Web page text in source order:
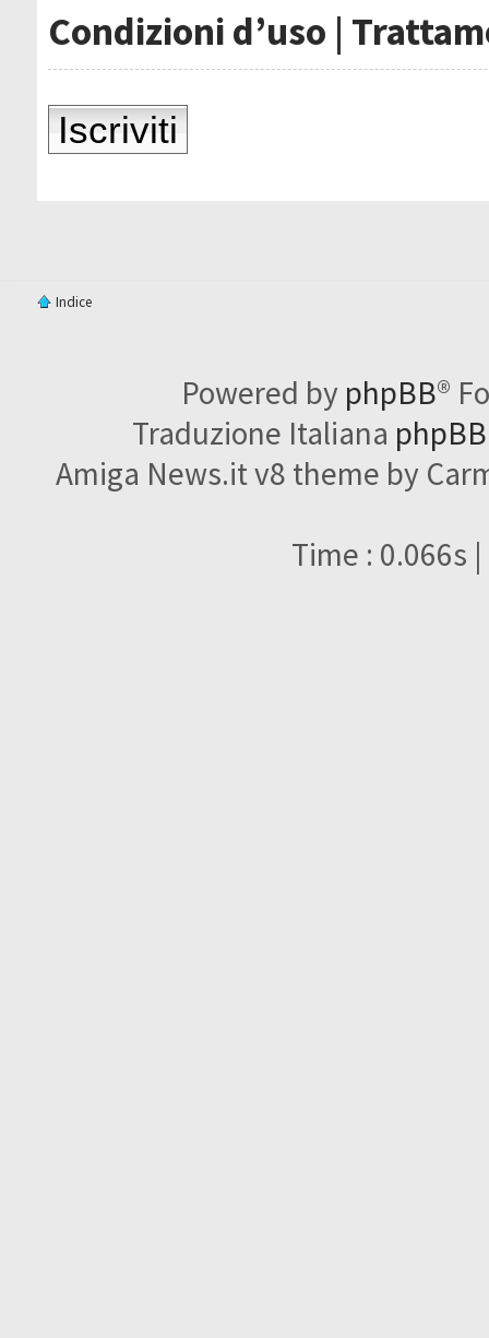
Condizioni d’uso |
Iscriviti
Indice
Powered by phpBB®
Traduzione Italiana
Amiga News.it v8 theme by
Time : 0.066s